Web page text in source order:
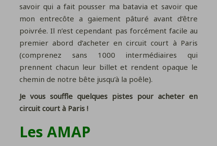
savoir qui a fait pousser ma batavia et savoir que
mon entrecôte a gaiement pâturé avant d’être
poivrée. Il n’est cependant pas forcément facile au
premier abord d’acheter en circuit court à Paris
(comprenez sans 1000 intermédiaires qui
prennent chacun leur billet et rendent opaque le
chemin de notre bête jusqu’à la poêle).
Je vous souffle quelques pistes pour acheter en
circuit court à Paris !
Les AMAP